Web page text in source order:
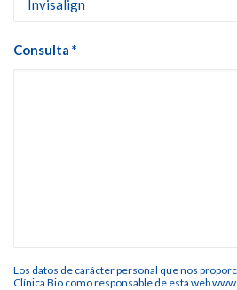
Consulta *
Los datos de carácter personal que nos
Clínica Bio como responsable de esta web